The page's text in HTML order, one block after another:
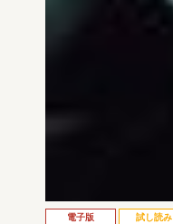
電子版 試し読み